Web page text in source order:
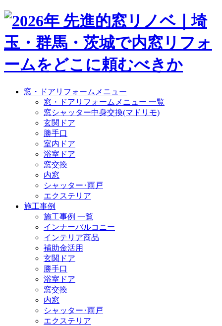
窓・ドアリフォームメニュー
窓・ドアリフォームメニュー 一覧
窓シャッター中身交換(マドリモ)
玄関ドア
勝手口
室内ドア
浴室ドア
窓交換
内窓
シャッター･雨戸
エクステリア
施工事例
施工事例 一覧
インナーバルコニー
インテリア商品
補助金活用
玄関ドア
勝手口
浴室ドア
窓交換
内窓
シャッター･雨戸
エクステリア